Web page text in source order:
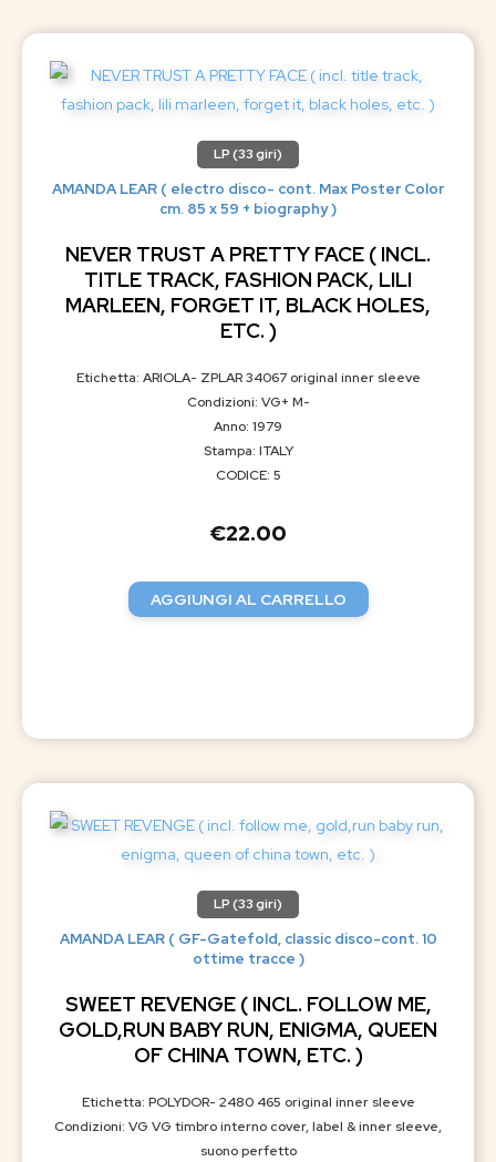
LP (33 giri)
AMANDA LEAR ( electro disco- cont. Max Poster Color
cm. 85 x 59 + biography )
NEVER TRUST A PRETTY FACE ( INCL.
TITLE TRACK, FASHION PACK, LILI
MARLEEN, FORGET IT, BLACK HOLES,
ETC. )
Etichetta: ARIOLA- ZPLAR 34067 original inner sleeve
Condizioni: VG+ M-
Anno: 1979
Stampa: ITALY
CODICE: 5
€22.00
AGGIUNGI AL CARRELLO
LP (33 giri)
AMANDA LEAR ( GF-Gatefold, classic disco-cont. 10
ottime tracce )
SWEET REVENGE ( INCL. FOLLOW ME,
GOLD,RUN BABY RUN, ENIGMA, QUEEN
OF CHINA TOWN, ETC. )
Etichetta: POLYDOR- 2480 465 original inner sleeve
Condizioni: VG VG timbro interno cover, label & inner sleeve,
suono perfetto